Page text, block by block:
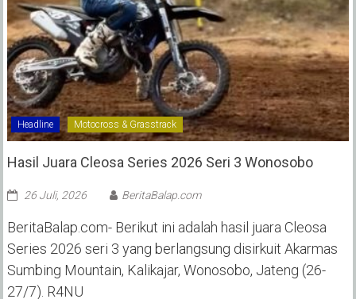
Headline Motocross & Grasstrack
Hasil Juara Cleosa Series 2026 Seri 3 Wonosobo ‎
26 Juli, 2026 BeritaBalap.com
BeritaBalap.com- Berikut ini adalah hasil juara Cleosa
Series 2026 seri 3 yang berlangsung disirkuit Akarmas
Sumbing Mountain, Kalikajar, Wonosobo, Jateng (26-
27/7). R4NU